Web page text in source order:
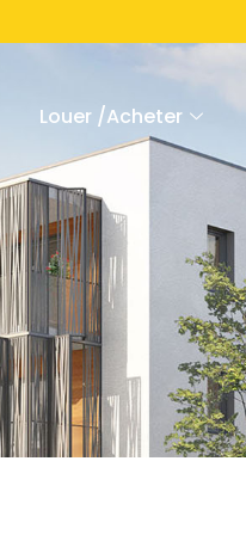
Louer /Acheter